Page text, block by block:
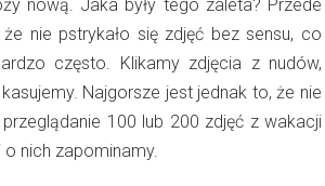
nową. Jaka były tego zaleta? Przede
nie pstrykało się zdjęć bez sensu, co
często. Klikamy zdjęcia z nudów,
Najgorsze jest jednak to, że nie
100 lub 200 zdjęć z wakacji
nich zapominamy.